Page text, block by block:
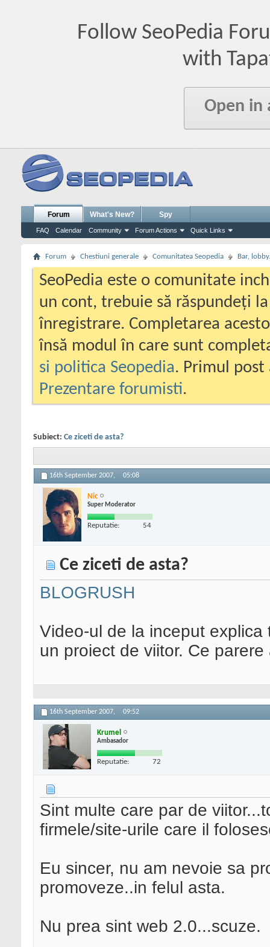
Follow SeoPedia
with
Open in
Forum
FAQ Calendar Community Forum Actions Quick Links
What's New? Spy
Forum Chestiuni generale Comunitatea Seopedia Bar,
SeoPedia este o comunitate
un cont, trebuie să răspundeți
înregistrare. Completarea
însă modul în care sunt
si politica Seopedia. Primul
Prezentare forumisti.
Subiect: Ce ziceti de asta?
16th September 2007, 05:08
Nic
Super Moderator
Reputatie: 54
Ce ziceti de asta?
BLOGRUSH
Video-ul de la inceput
un proiect de viitor. Ce parere
16th September 2007, 09:52
Krumel
Ambasador
Reputatie: 72
Sint multe care par de
firmele/site-urile care il
Eu sincer, nu am nevoie sa
promoveze..in felul asta.
Nu prea sint web 2.0...scuze.